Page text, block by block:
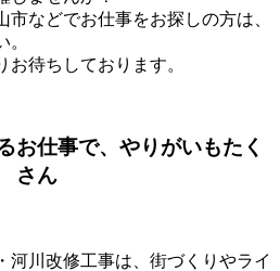
などでお仕事をお探しの方は、
お待ちしております。
お仕事で、やりがいもたく
さん
河川改修工事は、街づくりやライ